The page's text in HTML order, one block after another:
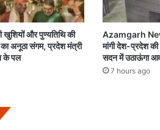
और पुण्यतिथि की
अनूठा संगम, प्रदेश मंत्री
के पल
Azamgarh
मांगी देश-प्रदेश
सदन में उठाऊंगा
7 hours ago